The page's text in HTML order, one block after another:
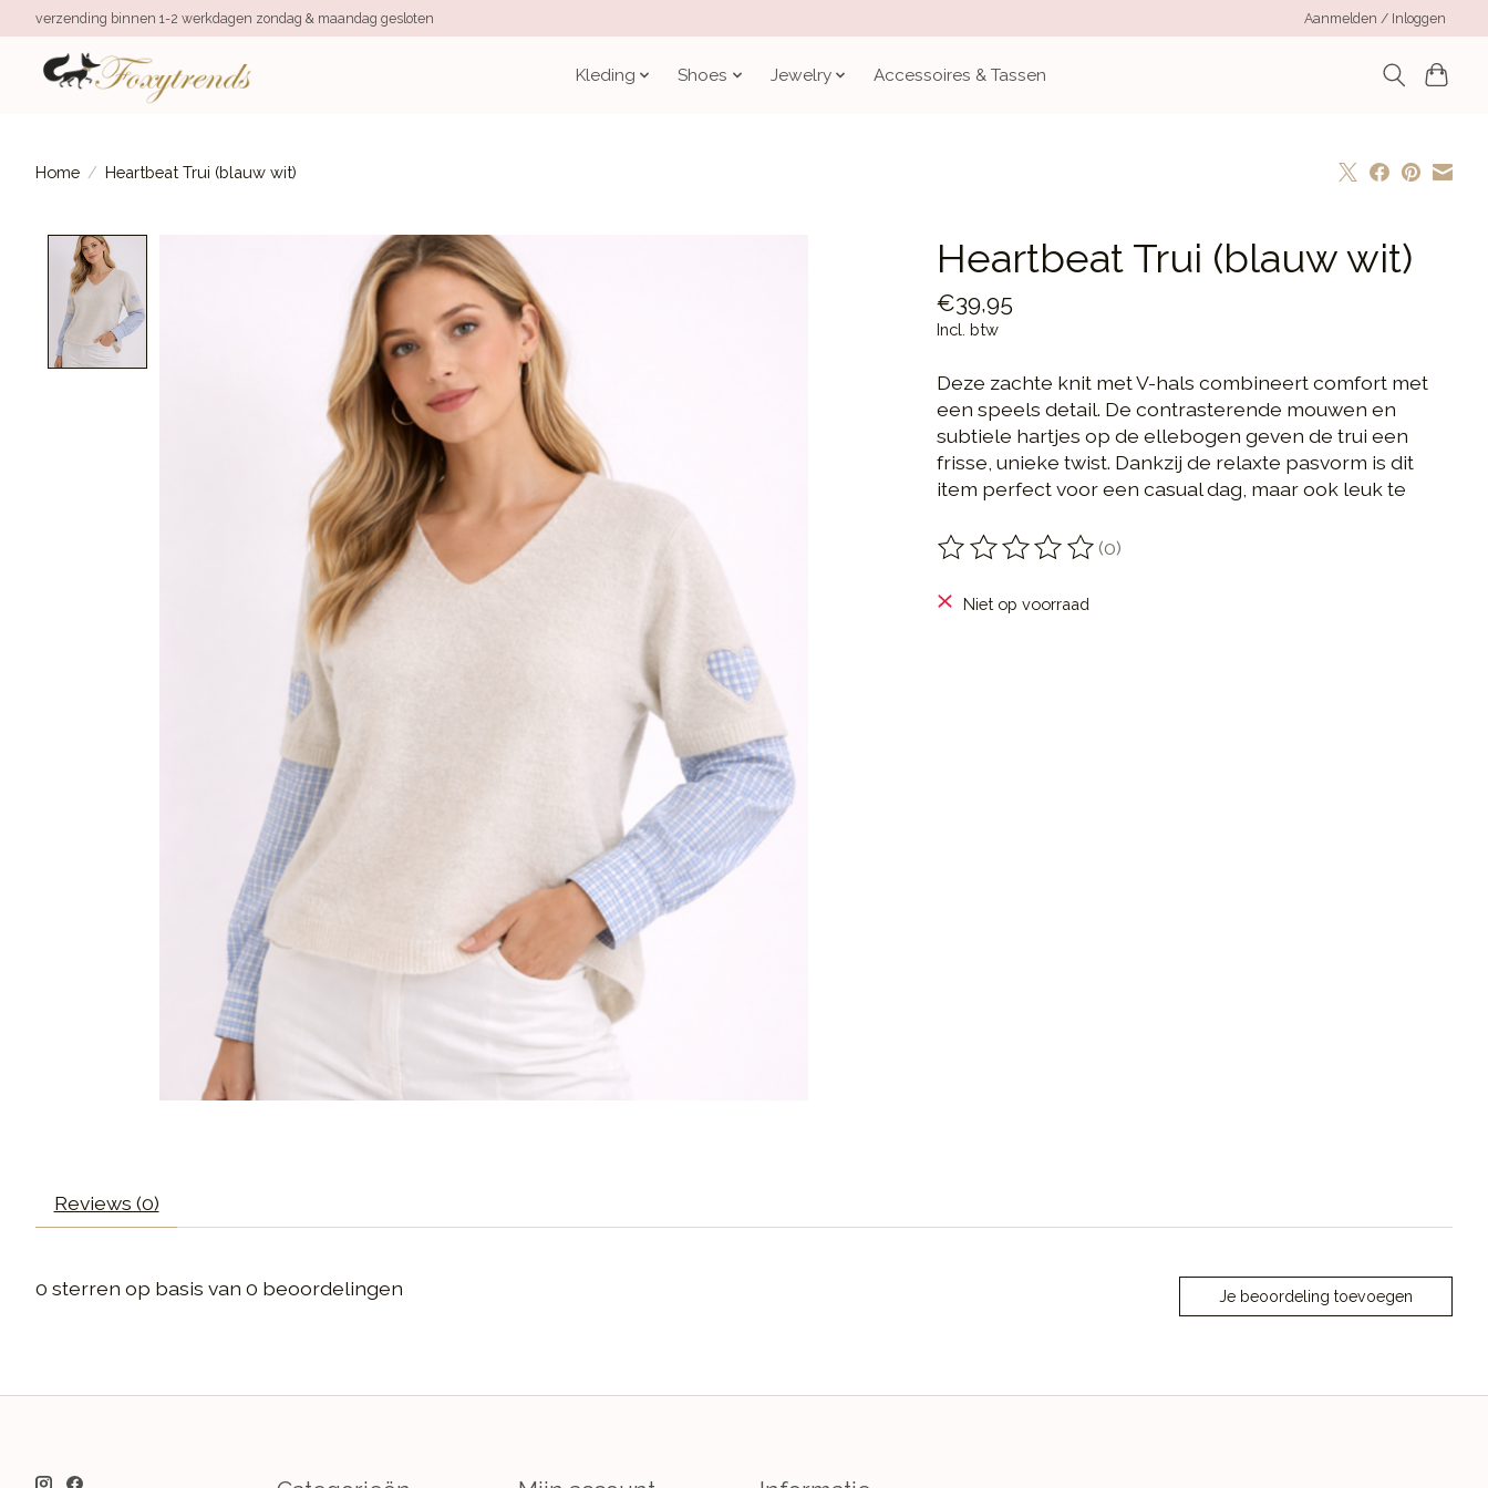
verzending binnen 1-2 werkdagen zondag & maandag gesloten Aanmelden / Inloggen
Kleding Shoes Jewelry Accessoires & Tassen
Home / Heartbeat Trui (blauw wit)
Product image slideshow Items Heartbeat Trui (blauw wit)
€39,95
Incl. btw
Deze zachte knit met V-hals combineert comfort met
een speels detail. De contrasterende mouwen en
subtiele hartjes op de ellebogen geven de trui een
frisse, unieke twist. Dankzij de relaxte pasvorm is dit
item perfect voor een casual dag, maar ook leuk te
De beoordeling van dit product is
(0)
Niet op voorraad
Reviews (0)
0 sterren op basis van 0 beoordelingen Je beoordeling toevoegen